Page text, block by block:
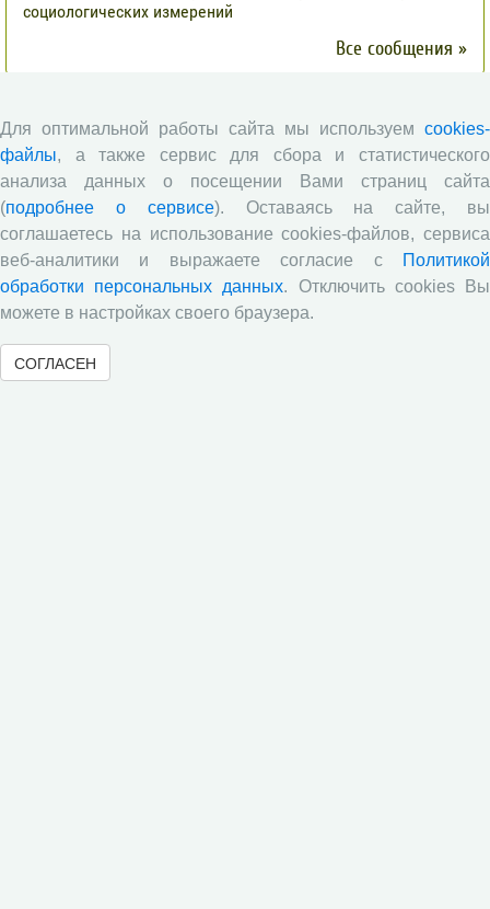
социологических измерений
Все сообщения »
Обзор научных публикаций
Сотрудниками отдела разведения
сельскохозяйственных животных СЗНИИМЛПХ проведены
исследования по оценке племенной ценности быков-
производителей голштинской поро¬ды, используемых на
популяции Вологодской области, на основе метода BLUP и
традиционным методом «дочери-сверстницы».
Опубликованы результаты исследований по изучению
питательной ценности кукурузного силоса в условиях
Вологодской области
Для оптимальной работы сайта мы используем cookies-
файлы, а также сервис для сбора и статистического
анализа данных о посещении Вами страниц сайта
(подробнее о сервисе). Оставаясь на сайте, вы
соглашаетесь на использование cookies-файлов, сервиса
веб-аналитики и выражаете согласие с
Политикой
обработки персональных данных. Отключить cookies Вы
можете в настройках своего браузера.
СОГЛАСЕН